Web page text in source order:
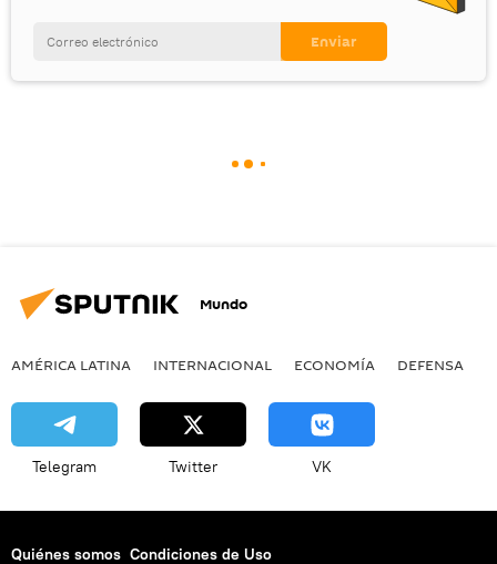
Mundo
AMÉRICA LATINA INTERNACIONAL ECONOMÍA DEFENSA
Telegram Twitter VK
Quiénes somos Condiciones de Uso